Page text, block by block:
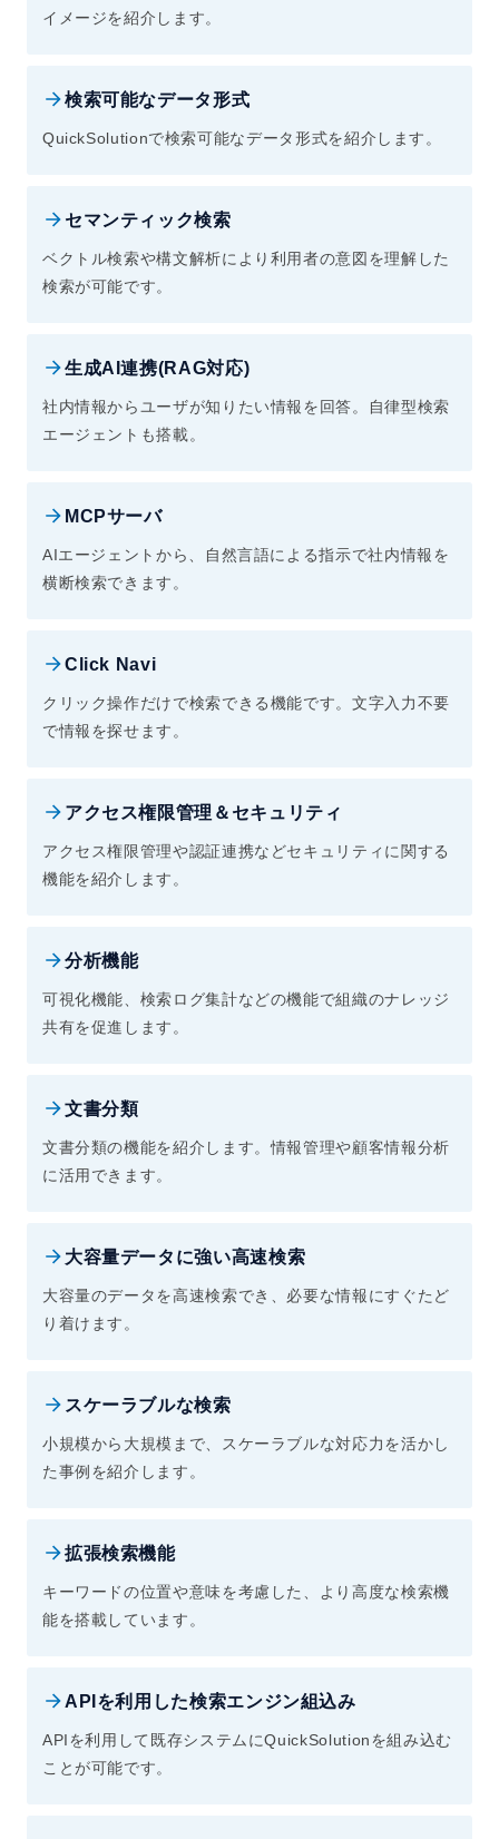
イメージを紹介します。
検索可能なデータ形式
QuickSolutionで検索可能なデータ形式を紹介します。
セマンティック検索
ベクトル検索や構文解析により利用者の意図を理解した
検索が可能です。
生成AI連携(RAG対応)
社内情報からユーザが知りたい情報を回答。自律型検索
エージェントも搭載。
MCPサーバ
AIエージェントから、自然言語による指示で社内情報を
横断検索できます。
Click Navi
クリック操作だけで検索できる機能です。文字入力不要
で情報を探せます。
アクセス権限管理＆セキュリティ
アクセス権限管理や認証連携などセキュリティに関する
機能を紹介します。
分析機能
可視化機能、検索ログ集計などの機能で組織のナレッジ
共有を促進します。
文書分類
文書分類の機能を紹介します。情報管理や顧客情報分析
に活用できます。
大容量データに強い高速検索
大容量のデータを高速検索でき、必要な情報にすぐたど
り着けます。
スケーラブルな検索
小規模から大規模まで、スケーラブルな対応力を活かし
た事例を紹介します。
拡張検索機能
キーワードの位置や意味を考慮した、より高度な検索機
能を搭載しています。
APIを利用した検索エンジン組込み
APIを利用して既存システムにQuickSolutionを組み込む
ことが可能です。